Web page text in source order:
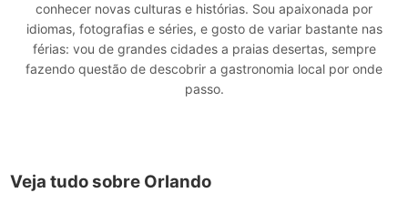
conhecer novas culturas e histórias. Sou apaixonada por
idiomas, fotografias e séries, e gosto de variar bastante nas
férias: vou de grandes cidades a praias desertas, sempre
fazendo questão de descobrir a gastronomia local por onde
passo.
Veja tudo sobre Orlando